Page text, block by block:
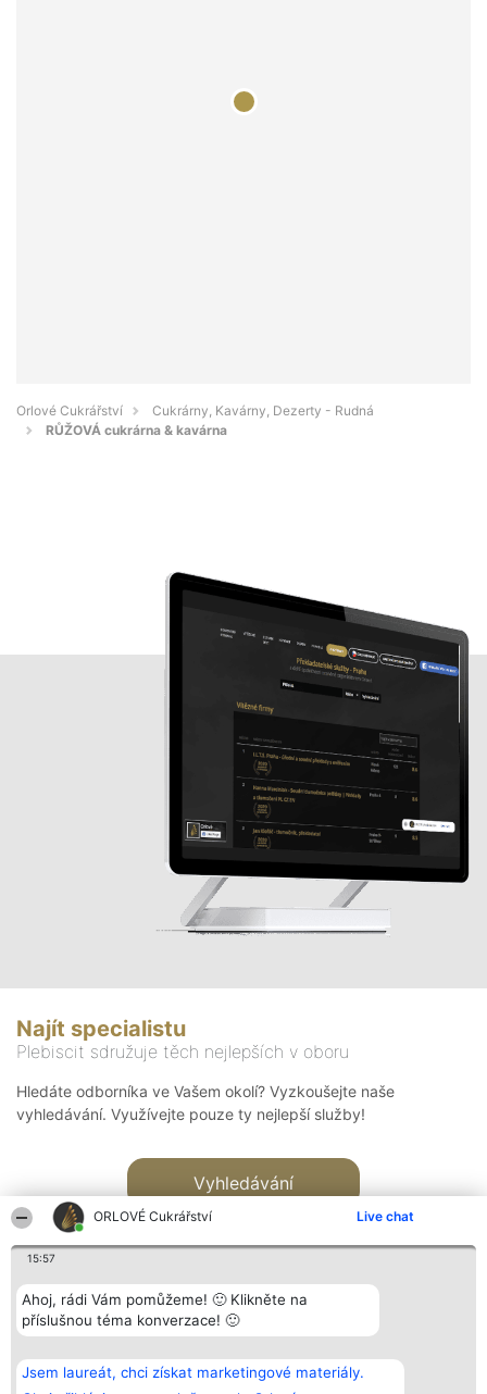
ORLOVÉ Cukrářství Live chat
15:57
Ahoj, rádi Vám pomůžeme! 🙂 Klikněte na
příslušnou téma konverzace! 🙂
Jsem laureát, chci získat marketingové materiály.
Orlové Cukrářství
Cukrárny, Kavárny, Dezerty - Rudná
RŮŽOVÁ cukrárna & kavárna
Najít specialistu
Plebiscit sdružuje těch nejlepších v oboru
Hledáte odborníka ve Vašem okolí? Vyzkoušejte naše
vyhledávání. Využívejte pouze ty nejlepší služby!
Vyhledávání
Bright Side Solutions sp. z o.
o. sp. k.
ul. Ruska 22
Vítězové
Seznam všech
laureátů
Kontakt